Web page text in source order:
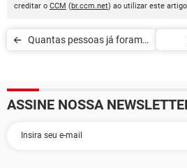
creditar o CCM (br.ccm.net) ao utilizar este
Quantas pessoas já foram
ASSINE NOSSA